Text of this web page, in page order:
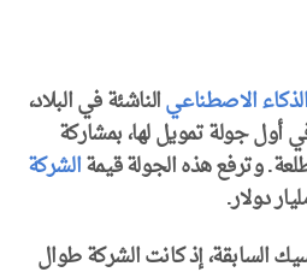
الذكاء الاصطناعيالناشئة في البلاد،
أول جولة تمويل لها، بمشاركة
الشركة
إذ كانت الشركة طوال